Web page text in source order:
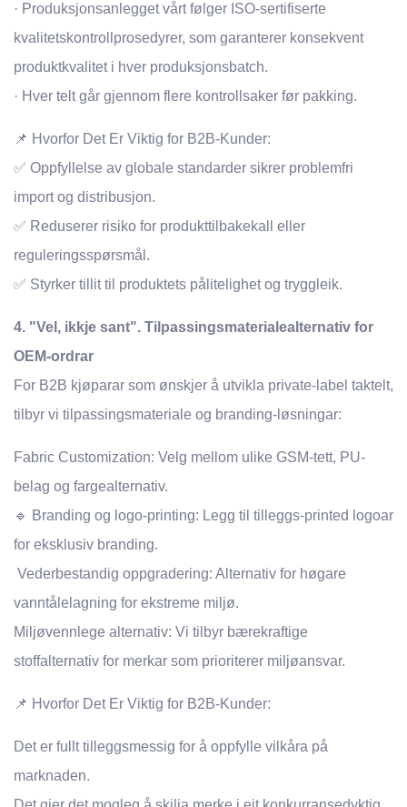
· Produksjonsanlegget vårt følger ISO-sertifiserte
kvalitetskontrollprosedyrer, som garanterer konsekvent
produktkvalitet i hver produksjonsbatch.
· Hver telt går gjennom flere kontrollsaker før pakking.
📌 Hvorfor Det Er Viktig for B2B-Kunder:
✅ Oppfyllelse av globale standarder sikrer problemfri
import og distribusjon.
✅ Reduserer risiko for produkttilbakekall eller
reguleringsspørsmål.
✅ Styrker tillit til produktets pålitelighet og tryggleik.
4. "Vel, ikkje sant". Tilpassingsmaterialealternativ for
OEM-ordrar
For B2B kjøparar som ønskjer å utvikla private-label taktelt,
tilbyr vi tilpassingsmateriale og branding-løsningar:
Fabric Customization: Velg mellom ulike GSM-tett, PU-
belag og fargealternativ.
🔹 Branding og logo-printing: Legg til tilleggs-printed logoar
for eksklusiv branding.
️ Vederbestandig oppgradering: Alternativ for høgare
vanntålelagning for ekstreme miljø.
Miljøvennlege alternativ: Vi tilbyr bærekraftige
stoffalternativ for merkar som prioriterer miljøansvar.
📌 Hvorfor Det Er Viktig for B2B-Kunder:
Det er fullt tilleggsmessig for å oppfylle vilkåra på
marknaden.